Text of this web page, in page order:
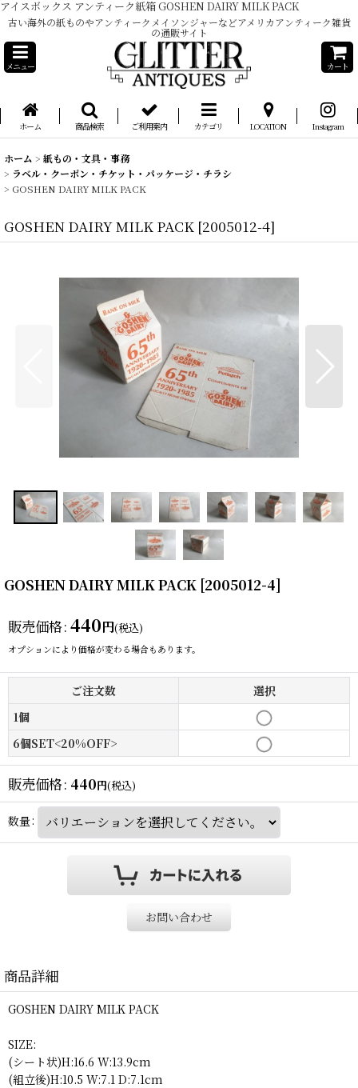
アイスボックス アンティーク紙箱 GOSHEN DAIRY MILK PACK
古い海外の紙ものやアンティークメイソンジャーなどアメリカアンティーク雑貨
の通販サイト
メニュー カート
ホーム 商品検索 ご利用案内 カテゴリ LOCATION Instagram
ホーム > 紙もの・文具・事務
> ラベル・クーポン・チケット・パッケージ・チラシ
> GOSHEN DAIRY MILK PACK
GOSHEN DAIRY MILK PACK [2005012-4]
GOSHEN DAIRY MILK PACK [2005012-4]
販売価格: 440円(税込)
オプションにより価格が変わる場合もあります。
ご注文数
選択
1個
6個SET<20%OFF>
販売価格: 440円(税込)
数量:
お問い合わせ
商品詳細
GOSHEN DAIRY MILK PACK
SIZE:
(シート状)H:16.6 W:13.9cm
(組立後)H:10.5 W:7.1 D:7.1cm